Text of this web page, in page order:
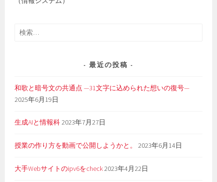
検
最近の投稿
和歌と暗号文の共通点 —31文字に込められた想いの復号—
2025年6月19日
生成AIと情報科2023年7月27日
授業の作り方を動画で公開しようかと。 2023年6月14日
大手Webサイトのipv6をcheck2023年4月22日